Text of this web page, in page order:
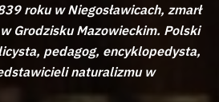
roku w Niegosławicach, zmarł
Grodzisku Mazowieckim. Polski
pedagog, encyklopedysta,
naturalizmu w